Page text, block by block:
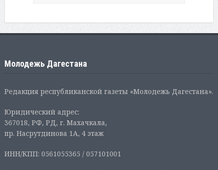
Молодежь Дагестана
Редакция республиканской газеты «Молодежь Дагестана».
Юридический адрес:
367018, РФ, РД, г. Махачкала,
пр. Насрутдинова 1А, 4 этаж
ИНН/КПП: 0561055365 / 057101001